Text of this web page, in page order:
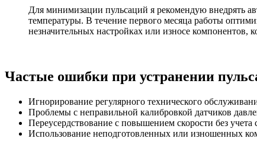
Для минимизации пульсаций я рекомендую внедрять
температуры. В течение первого месяца работы
незначительных настройках или износе компонентов,
Частые ошибки при устранении
Игнорирование регулярного технического
Проблемы с неправильной калибровкой датчиков
Переусердствование с повышением скорости без учета
Использование неподготовленных или изношенных